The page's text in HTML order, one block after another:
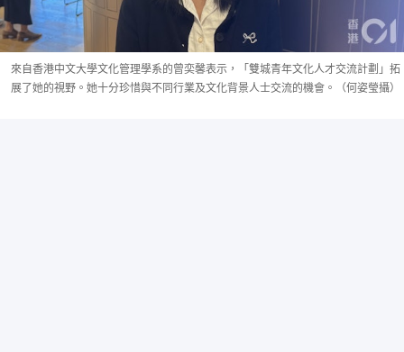
來自香港中文大學文化管理學系的曾奕馨表示，「雙城青年文化人才交流計劃」拓
展了她的視野。她十分珍惜與不同行業及文化背景人士交流的機會。（何姿瑩攝）